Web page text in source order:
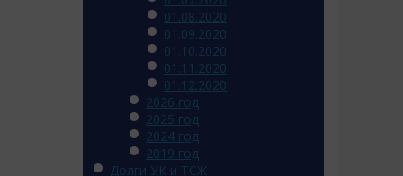
01.08.2020
01.09.2020
01.10.2020
01.11.2020
01.12.2020
2026 год
2025 год
2024 год
2019 год
Долги УК и ТСЖ